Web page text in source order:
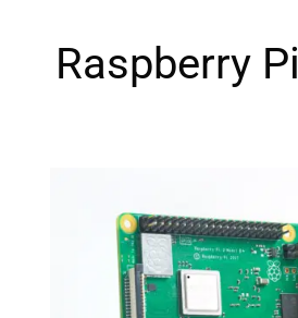
Raspberry Pi